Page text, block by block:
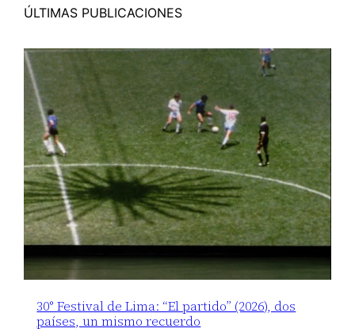
ÚLTIMAS PUBLICACIONES
30° Festival de Lima: “El partido” (2026), dos
países, un mismo recuerdo